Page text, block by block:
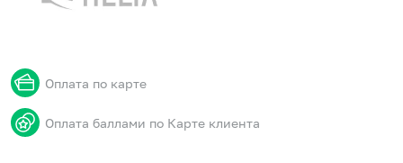
Оплата по карте
Оплата баллами по Карте клиента